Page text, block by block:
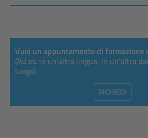
Vuoi un appuntamento di formazione
(Ad es. in un’altra lingua, in un’altra
luogo)
RICHIEDI